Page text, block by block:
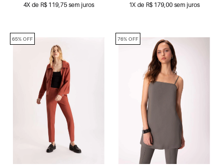
4X de R$ 119,75 sem juros 1X de R$ 179,00 sem juros
65% OFF 76% OFF